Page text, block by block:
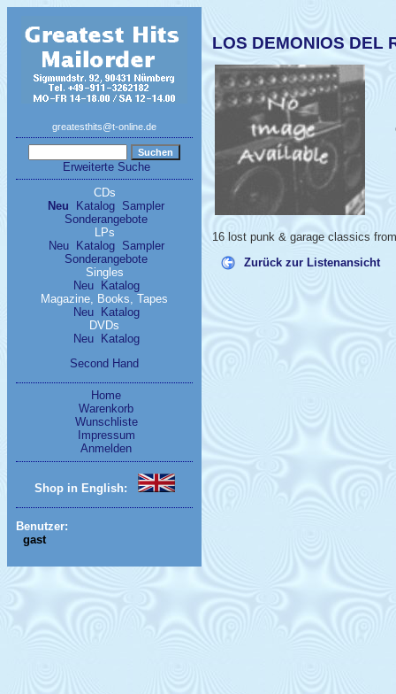
greatesthits@t-online.de
Erweiterte Suche
CDs
Neu
Katalog Sampler
Sonderangebote
LPs
Neu
Katalog
Sampler
Sonderangebote
Singles
Neu
Katalog
Magazine, Books, Tapes
Neu
Katalog
DVDs
Neu
Katalog
Second Hand
Home
Warenkorb
Wunschliste
Impressum
Anmelden
Shop in English:
Benutzer:
gast
LOS DEMONIOS
16 lost punk & garage classics
Zurück zur Listenansicht